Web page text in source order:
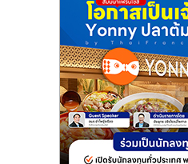
ไชส์
แฟ